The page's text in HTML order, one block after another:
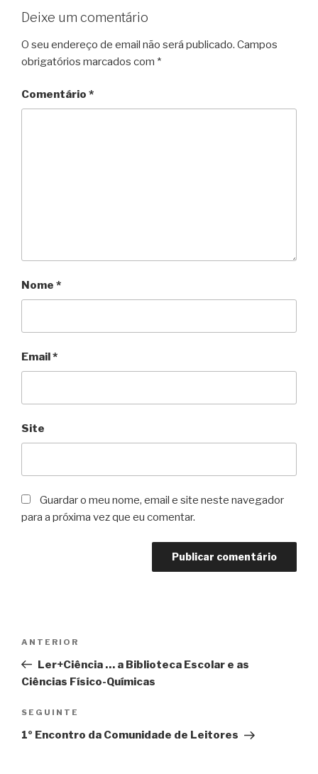
k
s
p
n
Deixe um comentário
O seu endereço de email não será publicado. Campos
obrigatórios marcados com *
Comentário *
Nome *
Email *
Site
Guardar o meu nome, email e site neste navegador
para a próxima vez que eu comentar.
artigos
Conteúdo
anterior
ANTERIOR
Ler+Ciência … a Biblioteca Escolar e as
Ciências Físico-Químicas
Conteúdo
seguinte
SEGUINTE
1º Encontro da Comunidade de Leitores